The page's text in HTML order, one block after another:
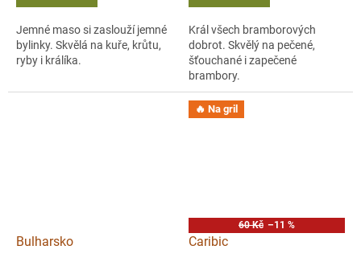
Jemné maso si zaslouží jemné
bylinky. Skvělá na kuře, krůtu,
ryby i králíka.
Král všech bramborových
dobrot. Skvělý na pečené,
šťouchané i zapečené
brambory.
Bulharsko
🔥 Na gril
60 Kč –11 %
Caribic